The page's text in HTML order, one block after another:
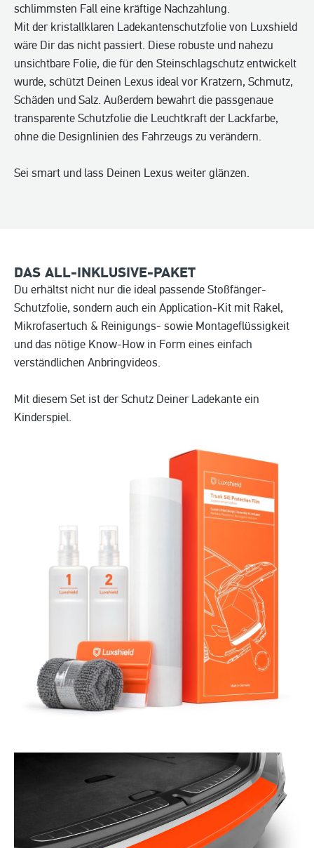
schlimmsten Fall eine kräftige Nachzahlung.
Mit der kristallklaren Ladekantenschutzfolie von Luxshield
wäre Dir das nicht passiert. Diese robuste und nahezu
unsichtbare Folie, die für den Steinschlagschutz entwickelt
wurde, schützt Deinen Lexus ideal vor Kratzern, Schmutz,
Schäden und Salz. Außerdem bewahrt die passgenaue
transparente Schutzfolie die Leuchtkraft der Lackfarbe,
ohne die Designlinien des Fahrzeugs zu verändern.
Sei smart und lass Deinen Lexus weiter glänzen.
DAS ALL-INKLUSIVE-PAKET
Du erhältst nicht nur die ideal passende Stoßfänger-
Schutzfolie, sondern auch ein Application-Kit mit Rakel,
Mikrofasertuch & Reinigungs- sowie Montageflüssigkeit
und das nötige Know-How in Form eines einfach
verständlichen Anbringvideos.
Mit diesem Set ist der Schutz Deiner Ladekante ein
Kinderspiel.